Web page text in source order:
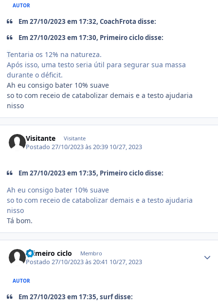
AUTOR
Em 27/10/2023 em 17:32, CoachFrota disse:
Em 27/10/2023 em 17:30, Primeiro ciclo disse:
Tentaria os 12% na natureza.
Após isso, uma testo seria útil para segurar sua massa
durante o déficit.
Ah eu consigo bater 10% suave
so to com receio de catabolizar demais e a testo ajudaria
nisso
Visitante Visitante
Postado27/10/2023 às 20:39 10/27, 2023
Em 27/10/2023 em 17:35, Primeiro ciclo disse:
Ah eu consigo bater 10% suave
so to com receio de catabolizar demais e a testo ajudaria
nisso
Tá bom.
Primeiro ciclo Membro
Postado27/10/2023 às 20:41 10/27, 2023
AUTOR
Em 27/10/2023 em 17:35, surf disse: